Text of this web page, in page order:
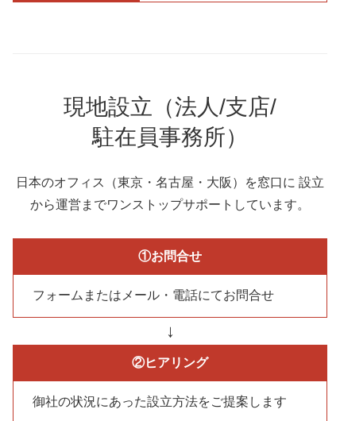
現地設立（法人/支店/
駐在員事務所）
日本のオフィス（東京・名古屋・大阪）を窓口に 設立
から運営までワンストップサポートしています。
①お問合せ
フォームまたはメール・電話にてお問合せ
↓
②ヒアリング
御社の状況にあった設立方法をご提案します